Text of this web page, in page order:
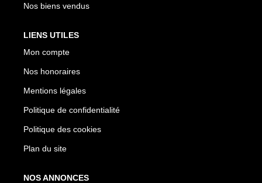
Nos biens vendus
LIENS UTILES
Mon compte
Nos honoraires
Mentions légales
Politique de confidentialité
Politique des cookies
Plan du site
NOS ANNONCES